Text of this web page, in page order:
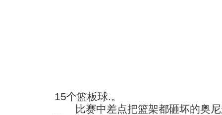
15个篮板球.。
比赛中差点把篮架都砸坏的奥尼